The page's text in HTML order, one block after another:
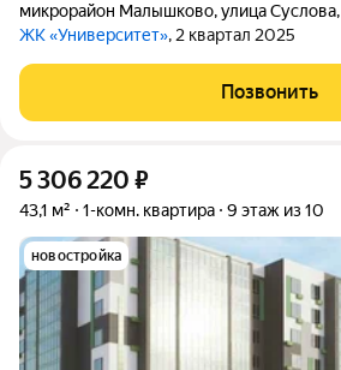
микрорайон Малышково,улица Суслова,
ЖК «Университет», 2 квартал 2025
Позвонить
5 306 220 ₽
43,1 м² 1-комн. квартира 9 этаж из 10
новостройка